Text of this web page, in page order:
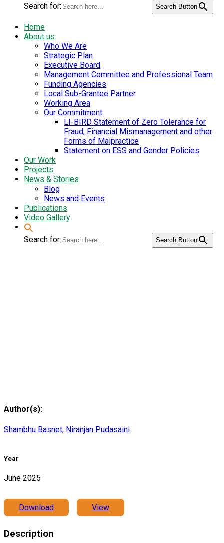
Search for: Search Button
Home
About us
Who We Are
Strategic Plan
Executive Board
Management Committee and Professional Team
Funding Agencies
Local Sub-Grantee Partner
Working Area
Our Commitment
LI-BIRD Statement of Zero Tolerance for
Fraud, Financial Mismanagement and other
Forms of Malpractice
Statement on ESS and Gender Policies
Our Work
Projects
News & Stories
Blog
News and Events
Publications
Video Gallery
Search for: Search Button
Author(s):
Shambhu Basnet, Niranjan Pudasaini
Year
June 2025
Download View
Description